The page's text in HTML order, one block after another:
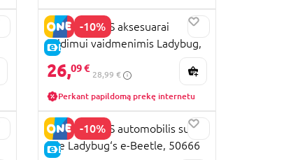
-10%
E-KAINA
MIRACULOUS aksesuarai
žaidimui vaidmenimis Ladybug,
50601
26,09 €
28,99 €
Perkant papildomą prekę internetu
-10%
E-KAINA
MIRACULOUS automobilis su
lėle Ladybug‘s e-Beetle, 50666